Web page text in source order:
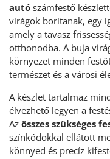
autó számfestő
virágok borítanak, egy
amely a tavasz
otthonodba. A buja
környezet minden
természet és a városi
A készlet tartalmaz
élvezhető legyen a
Az összes szükséges
színkódokkal ellátott
könnyed és precíz